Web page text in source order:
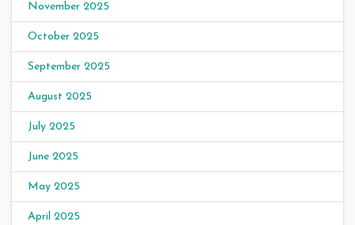
November 2025
October 2025
September 2025
August 2025
July 2025
June 2025
May 2025
April 2025